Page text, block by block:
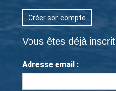
Créer son compte
Vous êtes déjà
Adresse email :